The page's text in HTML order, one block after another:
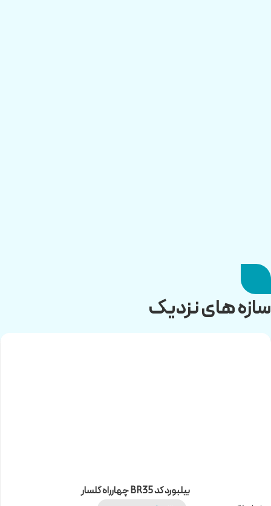
سازه های نزدیک
بیلبورد کد BR35 چهارراه گلسار